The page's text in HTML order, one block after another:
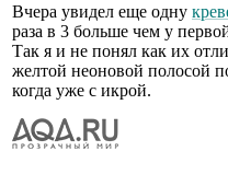
Вчера увидел еще одну
раза в 3 больше чем у
Так я и не понял как их
желтой неоновой полосой
когда уже с икрой.